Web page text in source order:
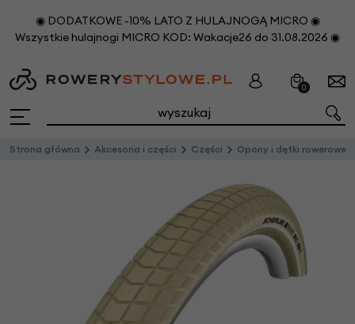
◉ DODATKOWE -10% LATO Z HULAJNOGĄ MICRO ◉
Wszystkie hulajnogi MICRO KOD: Wakacje26 do 31.08.2026 ◉
0
Strona główna Akcesoria i części Części Opony i dętki rowerowe